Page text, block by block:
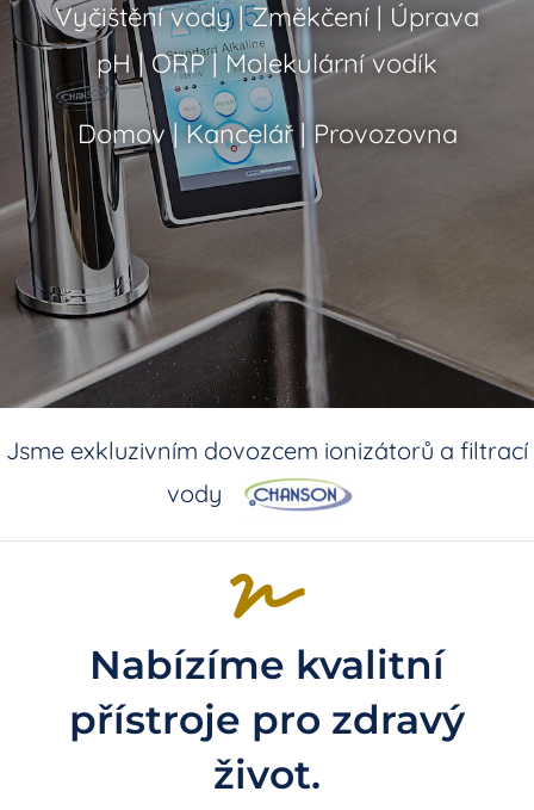
Vyčištění vody | Změkčení | Úprava
pH | ORP | Molekulární vodík
Domov | Kancelář | Provozovna
Jsme exkluzivním dovozcem ionizátorů a filtrací
vody
Nabízíme kvalitní
přístroje pro zdravý
život.